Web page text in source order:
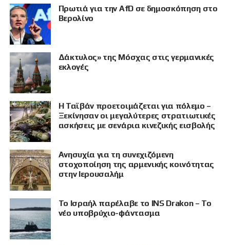
Πρωτιά για την AfD σε δημοσκόπηση στο
Βερολίνο
Δάκτυλος» της Μόσχας στις γερμανικές
εκλογές
Η Ταϊβάν προετοιμάζεται για πόλεμο –
Ξεκίνησαν οι μεγαλύτερες στρατιωτικές
ασκήσεις με σενάρια κινεζικής εισβολής
Ανησυχία για τη συνεχιζόμενη
στοχοποίηση της αρμενικής κοινότητας
στην Ιερουσαλήμ
Το Ισραήλ παρέλαβε το INS Drakon – Το
νέο υποβρύχιο-φάντασμα